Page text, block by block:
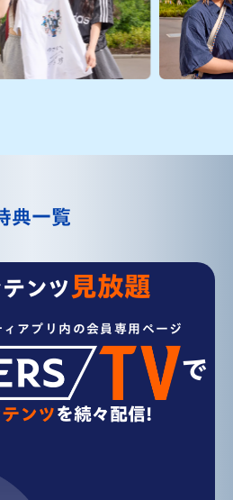
典一覧
ンツ 見放題
アプリ内の会員専用ページ
で
ンツ を続々配信!